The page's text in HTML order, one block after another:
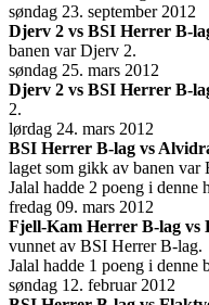
søndag 23. september 2012
Djerv 2 vs BSI Herrer B-
banen var Djerv 2.
søndag 25. mars 2012
Djerv 2 vs BSI Herrer B-
2.
lørdag 24. mars 2012
BSI Herrer B-lag vs
laget som gikk av banen var
Jalal hadde 2 poeng i denne
fredag 09. mars 2012
Fjell-Kam Herrer B-lag vs
vunnet av BSI Herrer B-lag.
Jalal hadde 1 poeng i denne
søndag 12. februar 2012